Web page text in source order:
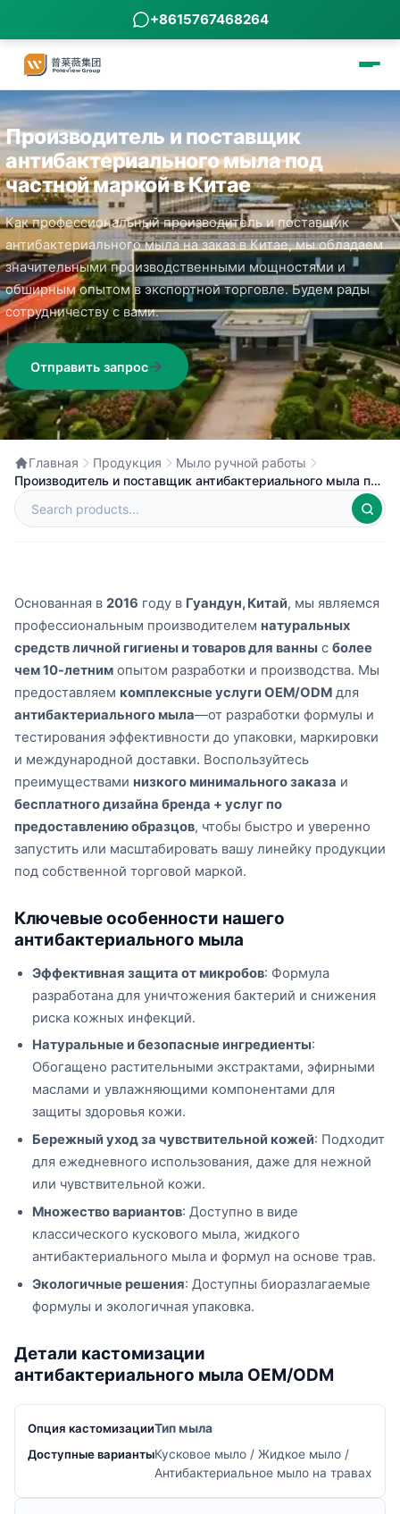
+8615767468264
Производитель и поставщик
антибактериального мыла под
частной маркой в Китае
Как профессиональный производитель и поставщик
антибактериального мыла на заказ в Китае, мы обладаем
значительными производственными мощностями и
обширным опытом в экспортной торговле. Будем рады
сотрудничеству с вами.
Отправить запрос
Главная Продукция
Мыло ручной работы
Производитель и поставщик антибактериального мыла под
частной маркой в Китае
Основанная в 2016 году в Гуандун, Китай, мы являемся
профессиональным производителем натуральных
средств личной гигиены и товаров для ванны с более
чем 10-летним опытом разработки и производства. Мы
предоставляем комплексные услуги OEM/ODM для
антибактериального мыла—от разработки формулы и
тестирования эффективности до упаковки, маркировки
и международной доставки. Воспользуйтесь
преимуществами низкого минимального заказа и
бесплатного дизайна бренда + услуг по
предоставлению образцов, чтобы быстро и уверенно
запустить или масштабировать вашу линейку продукции
под собственной торговой маркой.
Ключевые особенности нашего
антибактериального мыла
Эффективная защита от микробов: Формула
разработана для уничтожения бактерий и снижения
риска кожных инфекций.
Натуральные и безопасные ингредиенты:
Обогащено растительными экстрактами, эфирными
маслами и увлажняющими компонентами для
защиты здоровья кожи.
Бережный уход за чувствительной кожей: Подходит
для ежедневного использования, даже для нежной
или чувствительной кожи.
Множество вариантов: Доступно в виде
классического кускового мыла, жидкого
антибактериального мыла и формул на основе трав.
Экологичные решения: Доступны биоразлагаемые
формулы и экологичная упаковка.
Детали кастомизации
антибактериального мыла OEM/ODM
Тип мыла
Кусковое мыло / Жидкое мыло /
Антибактериальное мыло на травах